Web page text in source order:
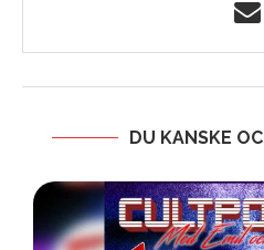
DU KANSKE